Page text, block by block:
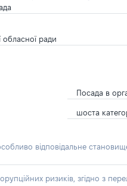
обласної ради
Посада в
шоста
відповідальне
ризиків, згідно з